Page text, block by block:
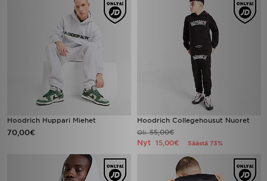
Hoodrich Huppari Miehet
70,00€
Hoodrich Collegehousut Nuoret
Oli55,00€
Nyt 15,00€ Säästä 73%